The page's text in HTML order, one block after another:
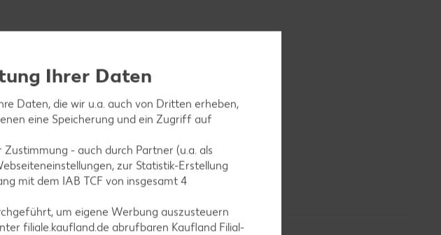
dazugeben,
lassen. Schokolade grob
damit die Milch nicht
und servieren.
Ihrer Daten
Daten, die wir u.a. auch von Dritten erheben,
eine Speicherung und ein Zugriff auf
- auch durch Partner (u.a. als
zur Statistik-Erstellung
mit dem IAB TCF von insgesamt4
um eigene Werbung auszusteuern
filiale.kaufland.de abrufbaren Kaufland Filial-